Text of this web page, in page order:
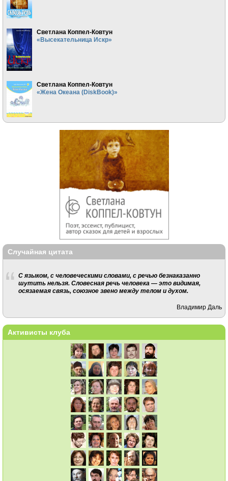
Светлана Коппел-Ковтун
«Высекательница Искр»
Светлана Коппел-Ковтун
«Жена Океана (DiskBook)»
Случайная цитата
С языком, с человеческими словами, с речью безнаказанно
шутить нельзя. Словесная речь человека — это видимая,
осязаемая связь, союзное звено между телом и духом.
Владимир Даль
Активисты клуба